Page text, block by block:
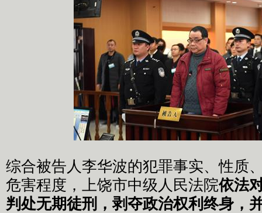
综合被告人李华波的犯罪事实、性质
危害程度，上饶市中级人民法院依法
判处无期徒刑，剥夺政治权利终身，